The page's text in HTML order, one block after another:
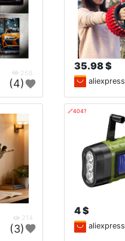
268
(4)
35.98 $
aliexpress
214
(3)
🔗404?
4 $
aliexpress